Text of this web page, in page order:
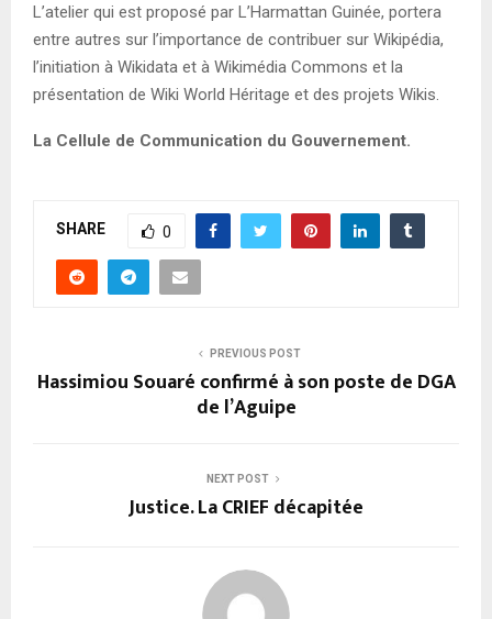
L’atelier qui est proposé par L’Harmattan Guinée, portera
entre autres sur l’importance de contribuer sur Wikipédia,
l’initiation à Wikidata et à Wikimédia Commons et la
présentation de Wiki World Héritage et des projets Wikis.
La Cellule de Communication du Gouvernement.
SHARE 0
PREVIOUS POST
Hassimiou Souaré confirmé à son poste de DGA
de l’Aguipe
NEXT POST
Justice. La CRIEF décapitée